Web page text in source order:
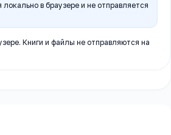
в браузере и не отправляется
Книги и файлы не отправляются на